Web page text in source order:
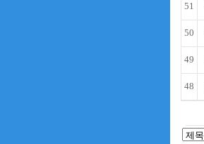
51
50
49
48